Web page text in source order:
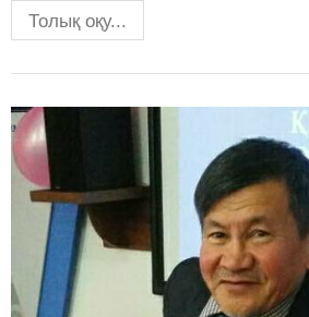
Толық оқу...